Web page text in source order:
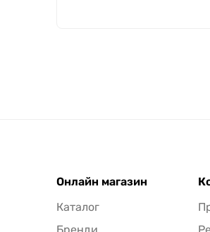
Онлайн магазин
Каталог